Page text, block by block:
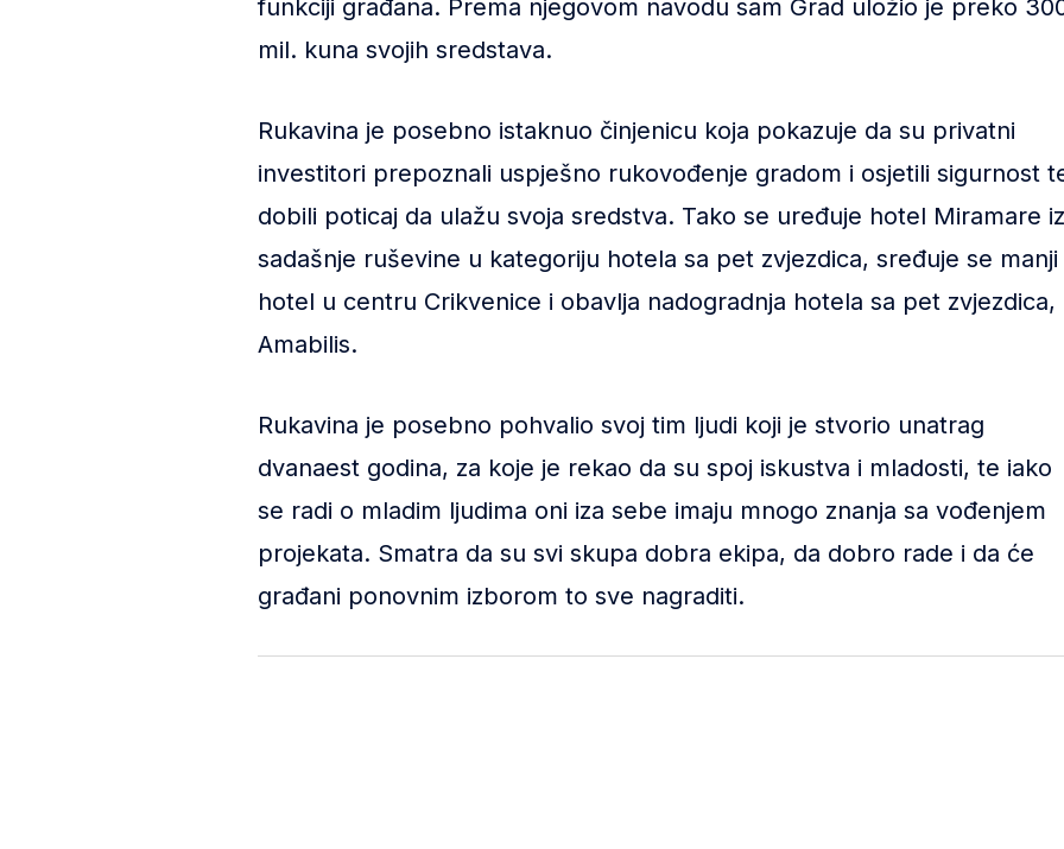
funkciji građana. Prema njegovom navodu sam Grad uložio je preko
mil. kuna svojih sredstava.
Rukavina je posebno istaknuo činjenicu koja pokazuje da su privatni
investitori prepoznali uspješno rukovođenje gradom i osjetili sigurnost
dobili poticaj da ulažu svoja sredstva. Tako se uređuje hotel Miramare iz
sadašnje ruševine u kategoriju hotela sa pet zvjezdica, sređuje se manji
hotel u centru Crikvenice i obavlja nadogradnja hotela sa pet zvjezdica,
Amabilis.
Rukavina je posebno pohvalio svoj tim ljudi koji je stvorio unatrag
dvanaest godina, za koje je rekao da su spoj iskustva i mladosti, te iako
se radi o mladim ljudima oni iza sebe imaju mnogo znanja sa vođenjem
projekata. Smatra da su svi skupa dobra ekipa, da dobro rade i da će
građani ponovnim izborom to sve nagraditi.